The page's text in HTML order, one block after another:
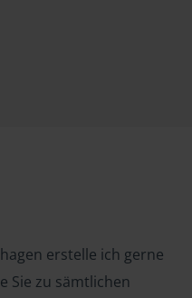
erstelle ich gerne
Sie zu sämtlichen